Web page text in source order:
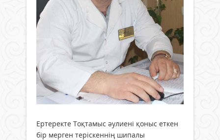
Ертеректе Тоқтамыс әулиені қоныс еткен
бір мерген теріскеннің шипалы